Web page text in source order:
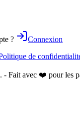
?
Connexion
de
Fait avec ❤️ pour les